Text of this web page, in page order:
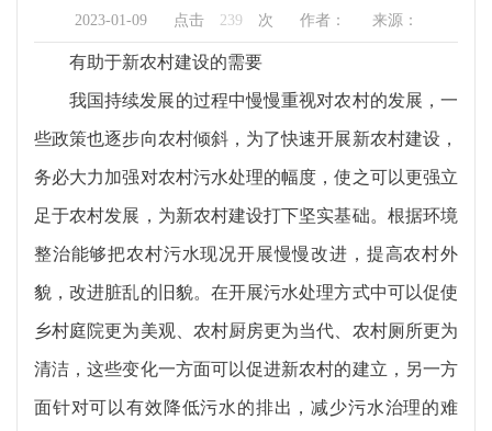
2023-01-09 点击 239 次 作者： 来源：
有助于新农村建设的需要
我国持续发展的过程中慢慢重视对农村的发展，一
些政策也逐步向农村倾斜，为了快速开展新农村建设，
务必大力加强对农村污水处理的幅度，使之可以更强立
足于农村发展，为新农村建设打下坚实基础。根据环境
整治能够把农村污水现况开展慢慢改进，提高农村外
貌，改进脏乱的旧貌。在开展污水处理方式中可以促使
乡村庭院更为美观、农村厨房更为当代、农村厕所更为
清洁，这些变化一方面可以促进新农村的建立，另一方
面针对可以有效降低污水的排出，减少污水治理的难